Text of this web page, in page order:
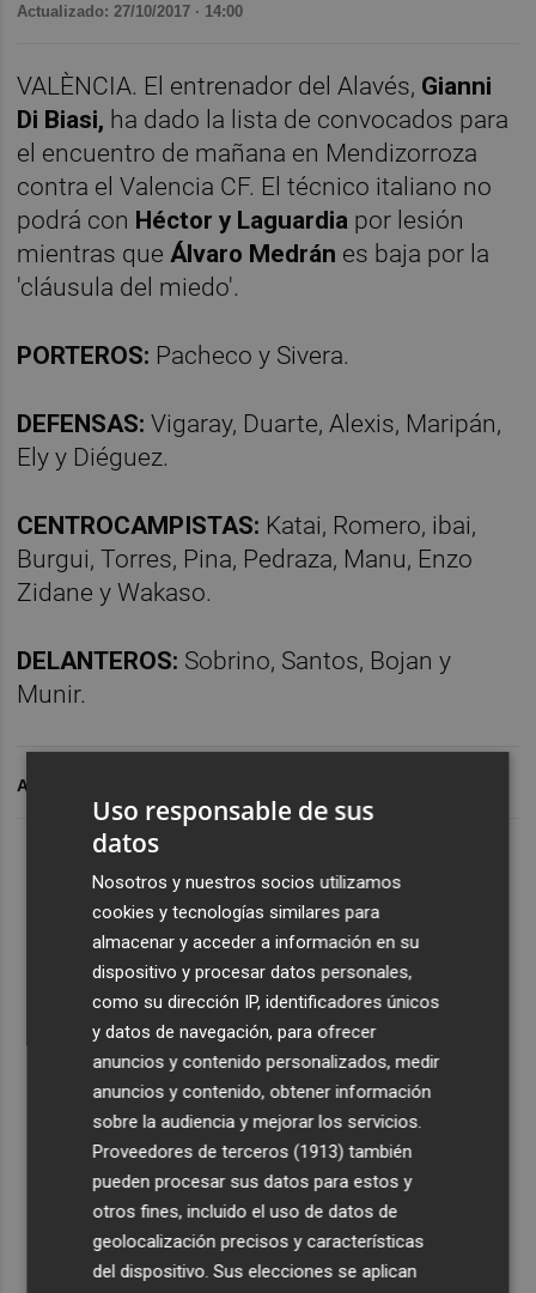
Actualizado: 27/10/2017 · 14:00
VALÈNCIA. El entrenador del Alavés, Gianni
Di Biasi, ha dado la lista de convocados para
el encuentro de mañana en Mendizorroza
contra el Valencia CF. El técnico italiano no
podrá con Héctor y Laguardia por lesión
mientras que Álvaro Medrán es baja por la
'cláusula del miedo'.
PORTEROS: Pacheco y Sivera.
DEFENSAS: Vigaray, Duarte, Alexis, Maripán,
Ely y Diéguez.
CENTROCAMPISTAS: Katai, Romero, ibai,
Burgui, Torres, Pina, Pedraza, Manu, Enzo
Zidane y Wakaso.
DELANTEROS: Sobrino, Santos, Bojan y
Munir.
ARCHIVADO EN
Uso responsable de sus
datos
Nosotros y nuestros socios utilizamos
cookies y tecnologías similares para
almacenar y acceder a información en su
dispositivo y procesar datos personales,
como su dirección IP, identificadores únicos
y datos de navegación, para ofrecer
anuncios y contenido personalizados, medir
anuncios y contenido, obtener información
sobre la audiencia y mejorar los servicios.
Proveedores de terceros (1913) también
pueden procesar sus datos para estos y
otros fines, incluido el uso de datos de
geolocalización precisos y características
del dispositivo. Sus elecciones se aplican